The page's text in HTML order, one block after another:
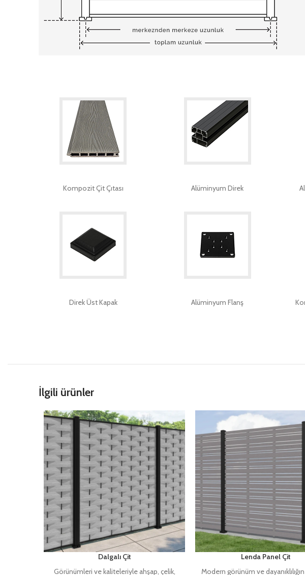
Kompozit Çit Çıtası Alüminyum Direk
Direk Üst Kapak Alüminyum Flanş
İlgili ürünler
Dalgalı Çit
Görünümleri ve kaliteleriyle ahşap, çelik,
Lenda Panel Çit
Modern görünüm ve dayanıklılığın